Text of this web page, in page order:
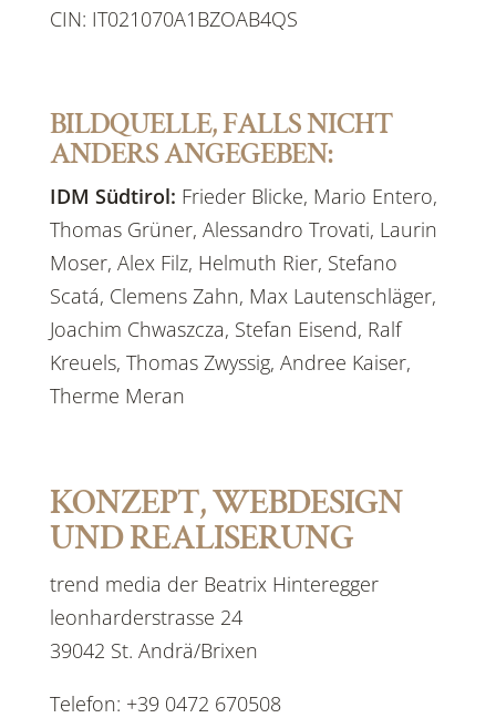
CIN: IT021070A1BZOAB4QS
BILDQUELLE, FALLS NICHT
ANDERS ANGEGEBEN:
IDM Südtirol: Frieder Blicke, Mario Entero,
Thomas Grüner, Alessandro Trovati, Laurin
Moser, Alex Filz, Helmuth Rier, Stefano
Scatá, Clemens Zahn, Max Lautenschläger,
Joachim Chwaszcza, Stefan Eisend, Ralf
Kreuels, Thomas Zwyssig, Andree Kaiser,
Therme Meran
KONZEPT, WEBDESIGN
UND REALISERUNG
trend media der Beatrix Hinteregger
leonharderstrasse 24
39042 St. Andrä/Brixen
Telefon: +39 0472 670508